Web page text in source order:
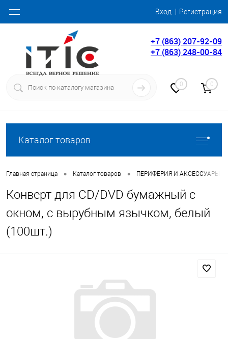
Вход Регистрация
+7 (863) 207-92-09
+7 (863) 248-00-84
0 0
Каталог товаров
Главная страница • Каталог товаров • ПЕРИФЕРИЯ И АКСЕССУАРЫ
Конверт для CD/DVD бумажный с
окном, с вырубным язычком, белый
(100шт.)